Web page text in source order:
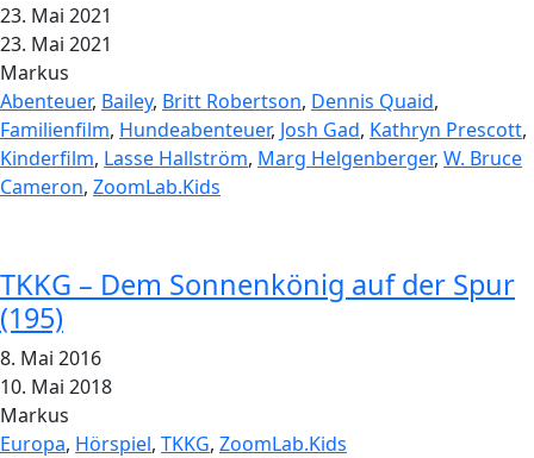
23. Mai 2021
23. Mai 2021
Markus
Abenteuer, Bailey, Britt Robertson, Dennis Quaid,
Familienfilm, Hundeabenteuer, Josh Gad, Kathryn Prescott,
Kinderfilm, Lasse Hallström, Marg Helgenberger, W. Bruce
Cameron, ZoomLab.Kids
TKKG – Dem Sonnenkönig auf der Spur
(195)
8. Mai 2016
10. Mai 2018
Markus
Europa, Hörspiel, TKKG, ZoomLab.Kids